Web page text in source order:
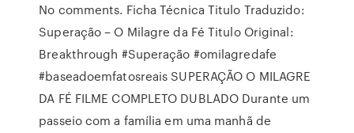
No comments. Ficha Técnica Titulo Traduzido:
Superação – O Milagre da Fé Titulo Original:
Breakthrough #Superação #omilagredafe
#baseadoemfatosreais SUPERAÇÃO O MILAGRE
DA FÉ FILME COMPLETO DUBLADO Durante um
passeio com a família em uma manhã de